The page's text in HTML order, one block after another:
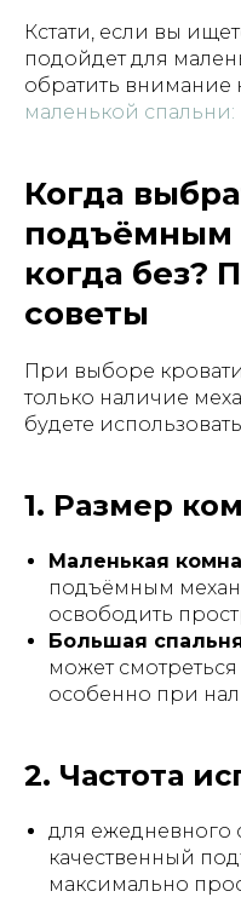
Кстати, если вы
подойдет для
обратить внимание
маленькой
Когда
подъёмным
когда без?
советы
При выборе
только наличие
будете
1. Размер
Маленькая
подъёмным
освободить
Большая
может
особенно при
2. Частота
для ежедневного
качественный
максимально